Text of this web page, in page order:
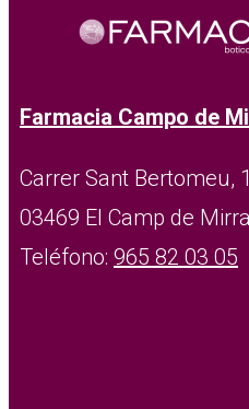
Farmacia Campo de
Carrer Sant Bertomeu,
03469 El Camp de
Teléfono: 965 82 03 05